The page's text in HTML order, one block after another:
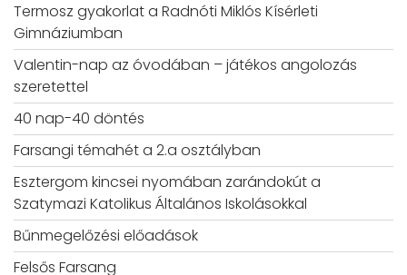
Termosz gyakorlat a Radnóti Miklós Kísérleti
Gimnáziumban
Valentin-nap az óvodában – játékos angolozás
szeretettel
40 nap-40 döntés
Farsangi témahét a 2.a osztályban
Esztergom kincsei nyomában zarándokút a
Szatymazi Katolikus Általános Iskolásokkal
Bűnmegelőzési előadások
Felsős Farsang